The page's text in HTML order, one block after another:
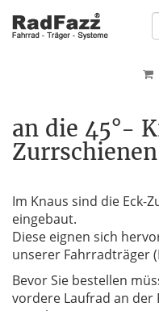
an die 45°-
Zurrschienen
Im Knaus sind die Eck-
eingebaut.
Diese eignen sich
unserer Fahrradträger
Bevor Sie bestellen
vordere Laufrad an der